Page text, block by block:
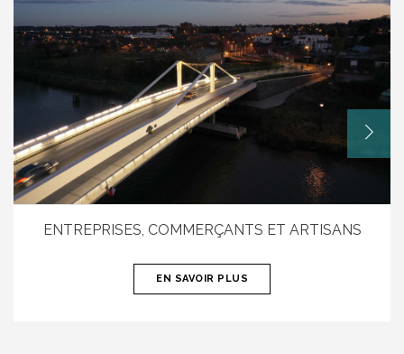
ENTREPRISES, COMMERÇANTS ET ARTISANS
EN SAVOIR PLUS